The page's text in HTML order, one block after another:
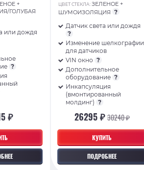
+
ГОЛУБАЯ
или дождя
?
₽
КУПИТЬ
ПОДРОБНЕЕ
ЦВЕТ СТЕКЛА:ЗЕЛЕНОЕ +
ШУМОИЗОЛЯЦИЯ ?
Датчик света или дождя
?
Изменение шелкографии
для датчиков
VIN окно ?
Дополнительное
оборудование ?
Инкапсуляция
(вмонтированный
молдинг) ?
26295 ₽30240 ₽